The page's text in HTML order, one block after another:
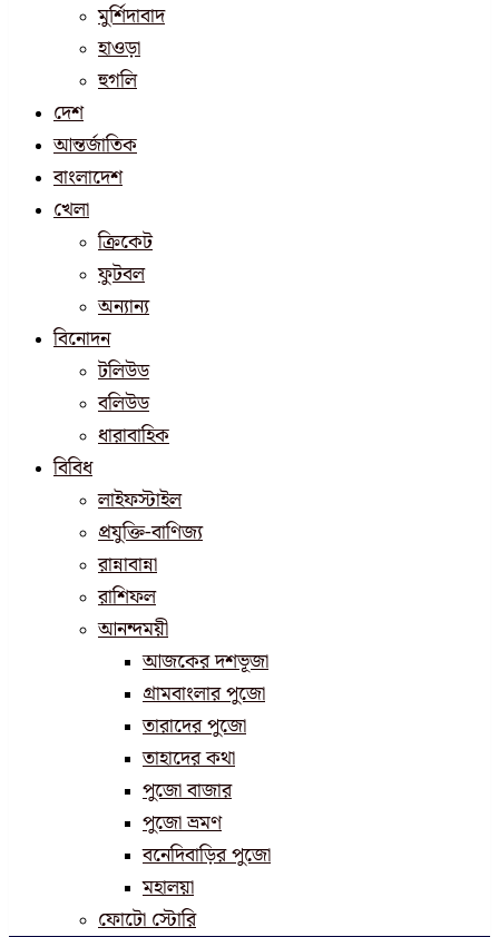
মুর্শিদাবাদ
হাওড়া
হুগলি
দেশ
আন্তর্জাতিক
বাংলাদেশ
খেলা
ক্রিকেট
ফুটবল
অন্যান্য
বিনোদন
টলিউড
বলিউড
ধারাবাহিক
বিবিধ
লাইফস্টাইল
প্রযুক্তি-বাণিজ্য
রান্নাবান্না
রাশিফল
আনন্দময়ী
আজকের দশভূজা
গ্রামবাংলার পুজো
তারাদের পুজো
তাহাদের কথা
পুজো বাজার
পুজো ভ্রমণ
বনেদিবাড়ির পুজো
মহালয়া
ফোটো স্টোরি